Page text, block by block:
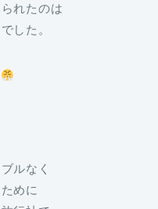
れたのは
した。
ルなく
めに